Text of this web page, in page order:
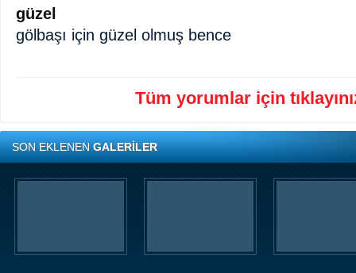
güzel
gölbaşı için güzel olmuş bence
Tüm yorumlar için
SON EKLENENGALERİLER